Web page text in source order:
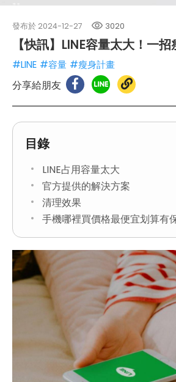
發布於 2024-12-27 3020
【快訊】LINE容量太大！一
#LINE #容量 #瘦身計畫
分享給朋友
目錄
LINE占用容量太大
官方提供的解決方案
清理效果
手機哪裡買價格最便宜划算有